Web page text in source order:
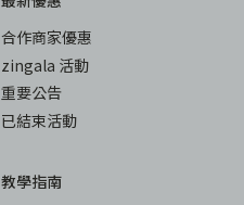
合作商家優惠
zingala 活動
重要公告
已結束活動
教學指南